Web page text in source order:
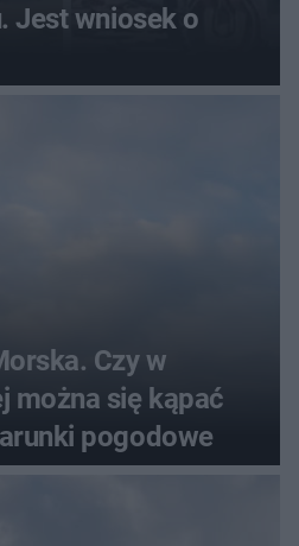
Jest wniosek o
Czy w
można się kąpać
pogodowe